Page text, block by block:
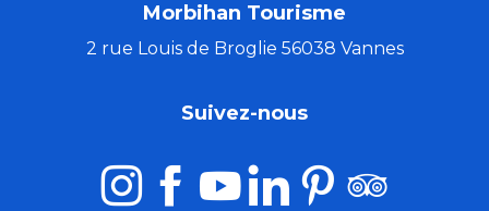
Morbihan Tourisme
2 rue Louis de Broglie 56038 Vannes
Suivez-nous